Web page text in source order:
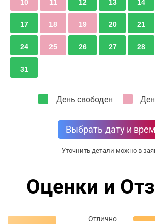
10 11 12 13 14
17 18 19 20 21
24 25 26 27 28
31
День свободен
Выбрать дату и
Уточнить детали можно в
Оценки и
Отлично